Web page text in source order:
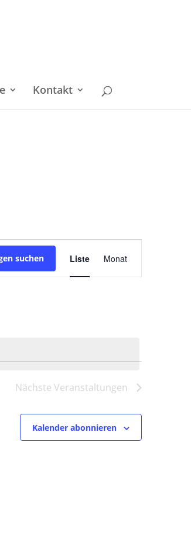
Kontakt
suchen Ansichten-
Navigation
Liste Monat
Nächste Veranstaltungen
Kalender abonnieren